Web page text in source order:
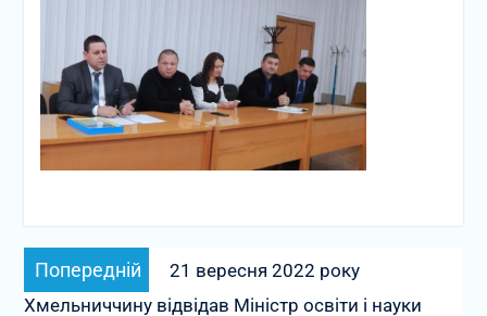
Навігація
записів
Попередній
запис:
21 вересня 2022 року
Хмельниччину відвідав Міністр освіти і науки